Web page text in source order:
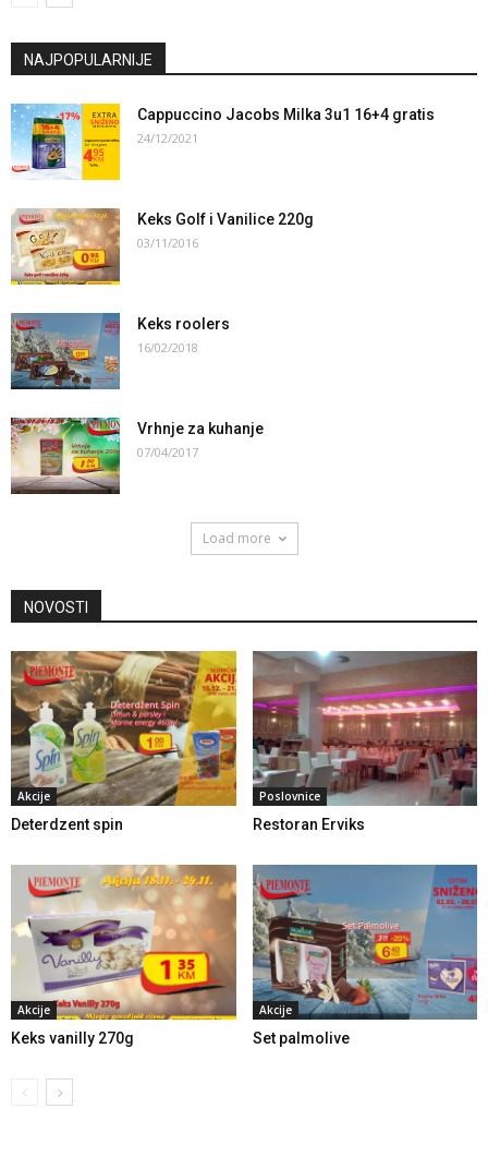
NAJPOPULARNIJE
Cappuccino Jacobs Milka 3u1 16+4 gratis
24/12/2021
Keks Golf i Vanilice 220g
03/11/2016
Keks roolers
16/02/2018
Vrhnje za kuhanje
07/04/2017
Load more
NOVOSTI
Akcije
Deterdzent spin
Poslovnice
Restoran Erviks
Akcije
Keks vanilly 270g
Akcije
Set palmolive